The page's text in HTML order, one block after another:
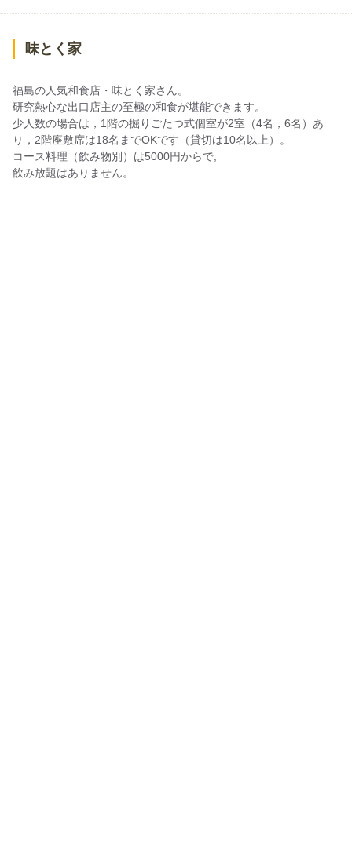
味とく家
福島の人気和食店・味とく家さん。
研究熱心な出口店主の至極の和食が堪能できます。
少人数の場合は，1階の掘りごたつ式個室が2室（4名，6名）あ
り，2階座敷席は18名までOKです（貸切は10名以上）。
コース料理（飲み物別）は5000円からで,
飲み放題はありません。